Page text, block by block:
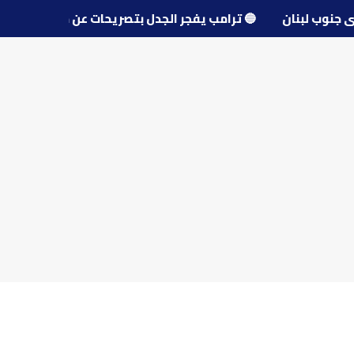
قرى جنوب لبنان 🔵ترامب يفجر الجدل بتصريحات عن